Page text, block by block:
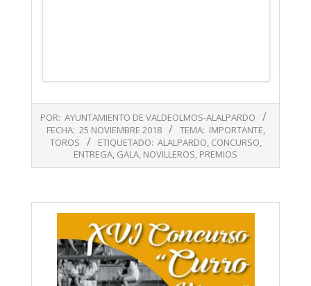
11-
POR: AYUNTAMIENTO DE VALDEOLMOS-ALALPARDO
FECHA: 25 NOVIEMBRE 2018 TEMA: IMPORTANTE
TOROS
ETIQUETADO: ALALPARDO CONCURSO
ENTREGA GALA NOVILLEROS PREMIOS